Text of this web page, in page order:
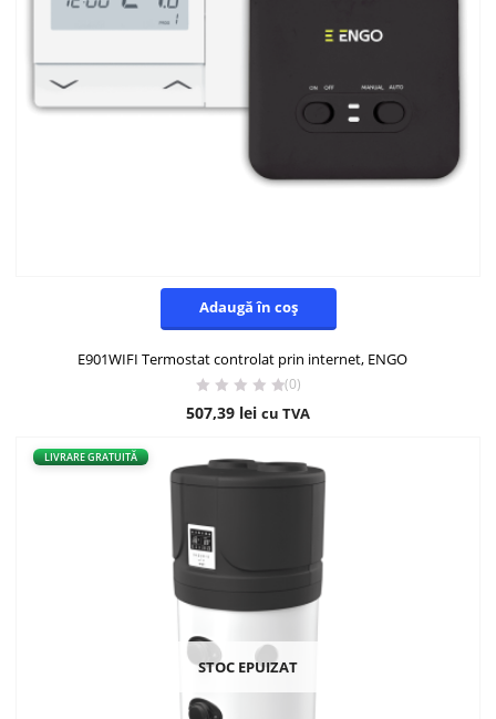
Adaugă în coș
E901WIFI Termostat controlat prin internet, ENGO
(0)
507,39 lei cu TVA
LIVRARE GRATUITĂ
STOC EPUIZAT